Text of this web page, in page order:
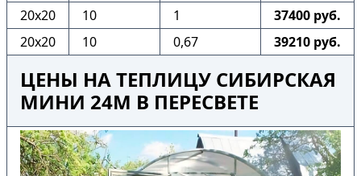
20х20
10 1
37400 руб.
20х20
10 0,67 39210 руб.
ЦЕНЫ НА ТЕПЛИЦУ СИБИРСКАЯ
МИНИ 24М В ПЕРЕСВЕТЕ